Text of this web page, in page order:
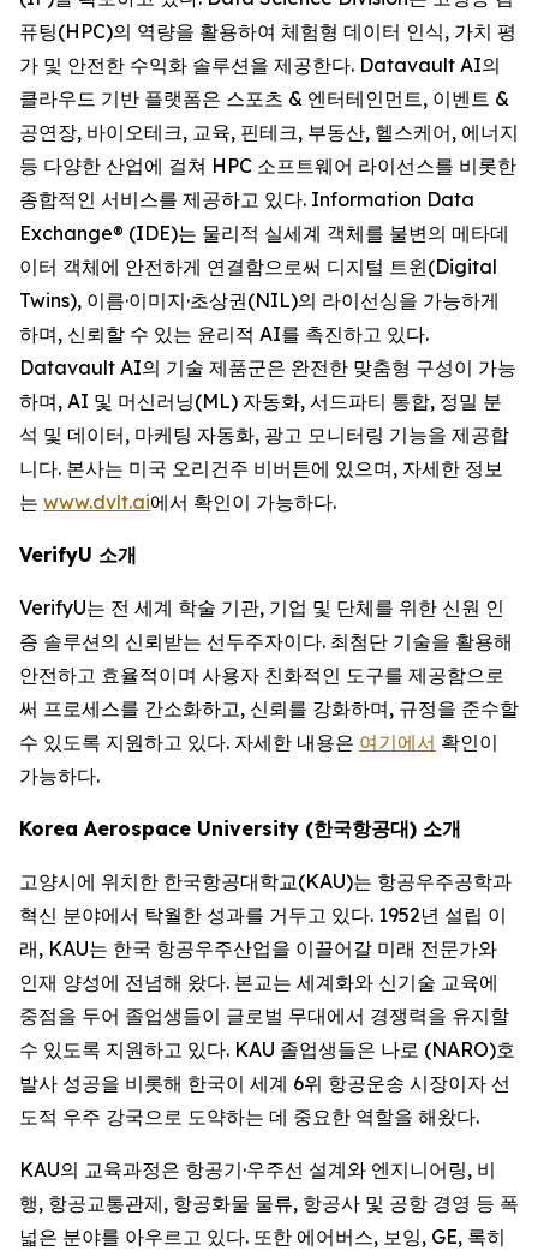
퓨팅(HPC)의 역량을 활용하여 체험형 데이터 인식, 가치 평
가 및 안전한 수익화 솔루션을 제공한다. Datavault AI의
클라우드 기반 플랫폼은 스포츠 & 엔터테인먼트, 이벤트 &
공연장, 바이오테크, 교육, 핀테크, 부동산, 헬스케어, 에너지
등 다양한 산업에 걸쳐 HPC 소프트웨어 라이선스를 비롯한
종합적인 서비스를 제공하고 있다. Information Data
Exchange® (IDE)는 물리적 실세계 객체를 불변의 메타데
이터 객체에 안전하게 연결함으로써 디지털 트윈(Digital
Twins), 이름·이미지·초상권(NIL)의 라이선싱을 가능하게
하며, 신뢰할 수 있는 윤리적 AI를 촉진하고 있다.
Datavault AI의 기술 제품군은 완전한 맞춤형 구성이 가능
하며, AI 및 머신러닝(ML) 자동화, 서드파티 통합, 정밀 분
석 및 데이터, 마케팅 자동화, 광고 모니터링 기능을 제공합
니다. 본사는 미국 오리건주 비버튼에 있으며, 자세한 정보
는 www.dvlt.ai에서 확인이 가능하다.
VerifyU 소개
VerifyU는 전 세계 학술 기관, 기업 및 단체를 위한 신원 인
증 솔루션의 신뢰받는 선두주자이다. 최첨단 기술을 활용해
안전하고 효율적이며 사용자 친화적인 도구를 제공함으로
써 프로세스를 간소화하고, 신뢰를 강화하며, 규정을 준수할
수 있도록 지원하고 있다. 자세한 내용은 여기에서 확인이
가능하다.
Korea Aerospace University (한국항공대) 소개
고양시에 위치한 한국항공대학교(KAU)는 항공우주공학과
혁신 분야에서 탁월한 성과를 거두고 있다. 1952년 설립 이
래, KAU는 한국 항공우주산업을 이끌어갈 미래 전문가와
인재 양성에 전념해 왔다. 본교는 세계화와 신기술 교육에
중점을 두어 졸업생들이 글로벌 무대에서 경쟁력을 유지할
수 있도록 지원하고 있다. KAU 졸업생들은 나로 (NARO)호
발사 성공을 비롯해 한국이 세계 6위 항공운송 시장이자 선
도적 우주 강국으로 도약하는 데 중요한 역할을 해왔다.
KAU의 교육과정은 항공기·우주선 설계와 엔지니어링, 비
행, 항공교통관제, 항공화물 물류, 항공사 및 공항 경영 등 폭
넓은 분야를 아우르고 있다. 또한 에어버스, 보잉, GE, 록히